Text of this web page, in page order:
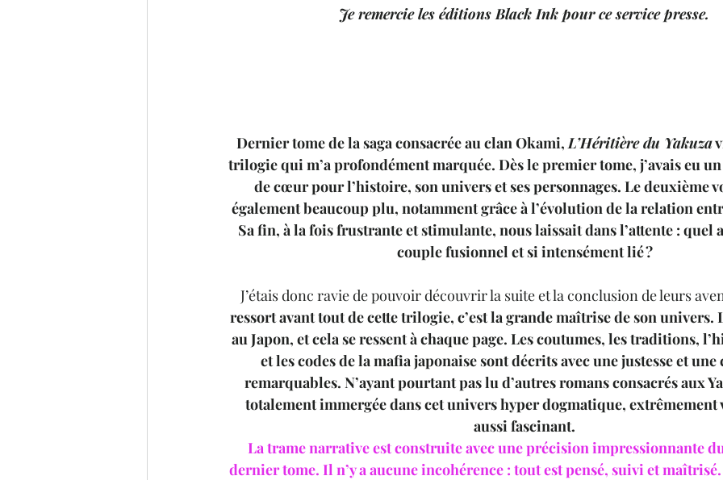
Je remercie les éditions Black Ink pour ce service presse.
Dernier tome de la saga consacrée au clan Okami, L’Héritière du Yakuza
trilogie qui m’a profondément marquée. Dès le premier tome, j’avais eu
de cœur pour l’histoire, son univers et ses personnages. Le deuxième
également beaucoup plu, notamment grâce à l’évolution de la relation
Sa fin, à la fois frustrante et stimulante, nous laissait dans l’attente : quel
couple fusionnel et si intensément lié ?
J’étais donc ravie de pouvoir découvrir la suite et la conclusion de leurs
ressort avant tout de cette trilogie, c’est la grande maîtrise de son univers.
au Japon, et cela se ressent à chaque page. Les coutumes, les traditions,
et les codes de la mafia japonaise sont décrits avec une justesse et une
remarquables. N’ayant pourtant pas lu d’autres romans consacrés aux
totalement immergée dans cet univers hyper dogmatique, extrêmement
aussi fascinant.
La trame narrative est construite avec une précision impressionnante
dernier tome. Il n’y a aucune incohérence : tout est pensé, suivi et